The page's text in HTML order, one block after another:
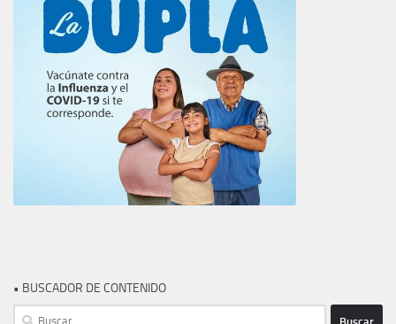
• BUSCADOR DE CONTENIDO
Buscar: